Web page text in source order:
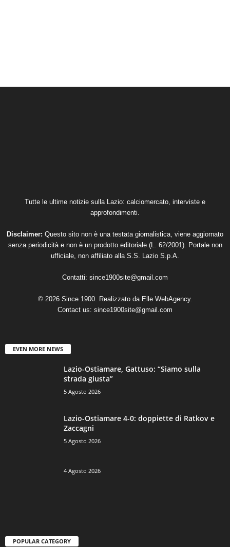
Tutte le ultime notizie sulla Lazio: calciomercato, interviste e
approfondimenti.
Disclaimer: Questo sito non è una testata giornalistica, viene aggiornato
senza periodicità e non è un prodotto editoriale (L. 62/2001). Portale non
ufficiale, non affiliato alla S.S. Lazio S.p.A.
Contatti: since1900site@gmail.com
© 2026 Since 1900. Realizzato da Elle WebAgency.
Contact us: since1900site@gmail.com
EVEN MORE NEWS
Lazio-Ostiamare, Gattuso: “Siamo sulla
strada giusta”
5 Agosto 2026
Lazio-Ostiamare 4-0: doppiette di Ratkov e
Zaccagni
5 Agosto 2026
4 Agosto 2026
POPULAR CATEGORY